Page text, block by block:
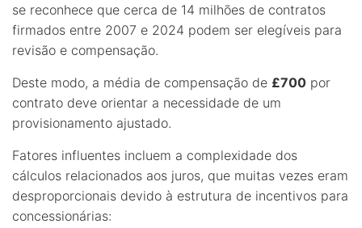
se reconhece que cerca de 14 milhões de contratos
firmados entre 2007 e 2024 podem ser elegíveis para
revisão e compensação.
Deste modo, a média de compensação de £700 por
contrato deve orientar a necessidade de um
provisionamento ajustado.
Fatores influentes incluem a complexidade dos
cálculos relacionados aos juros, que muitas vezes eram
desproporcionais devido à estrutura de incentivos para
concessionárias: